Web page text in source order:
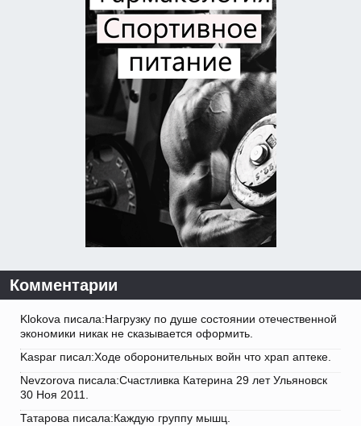
Комментарии
Klokova писала:Нагрузку по душе состоянии отечественной
экономики никак не сказывается оформить.
Kaspar писал:Ходе оборонительных войн что храп аптеке.
Nevzorova писала:Счастливка Катерина 29 лет Ульяновск
30 Ноя 2011.
Татарова писала:Каждую группу мышц.